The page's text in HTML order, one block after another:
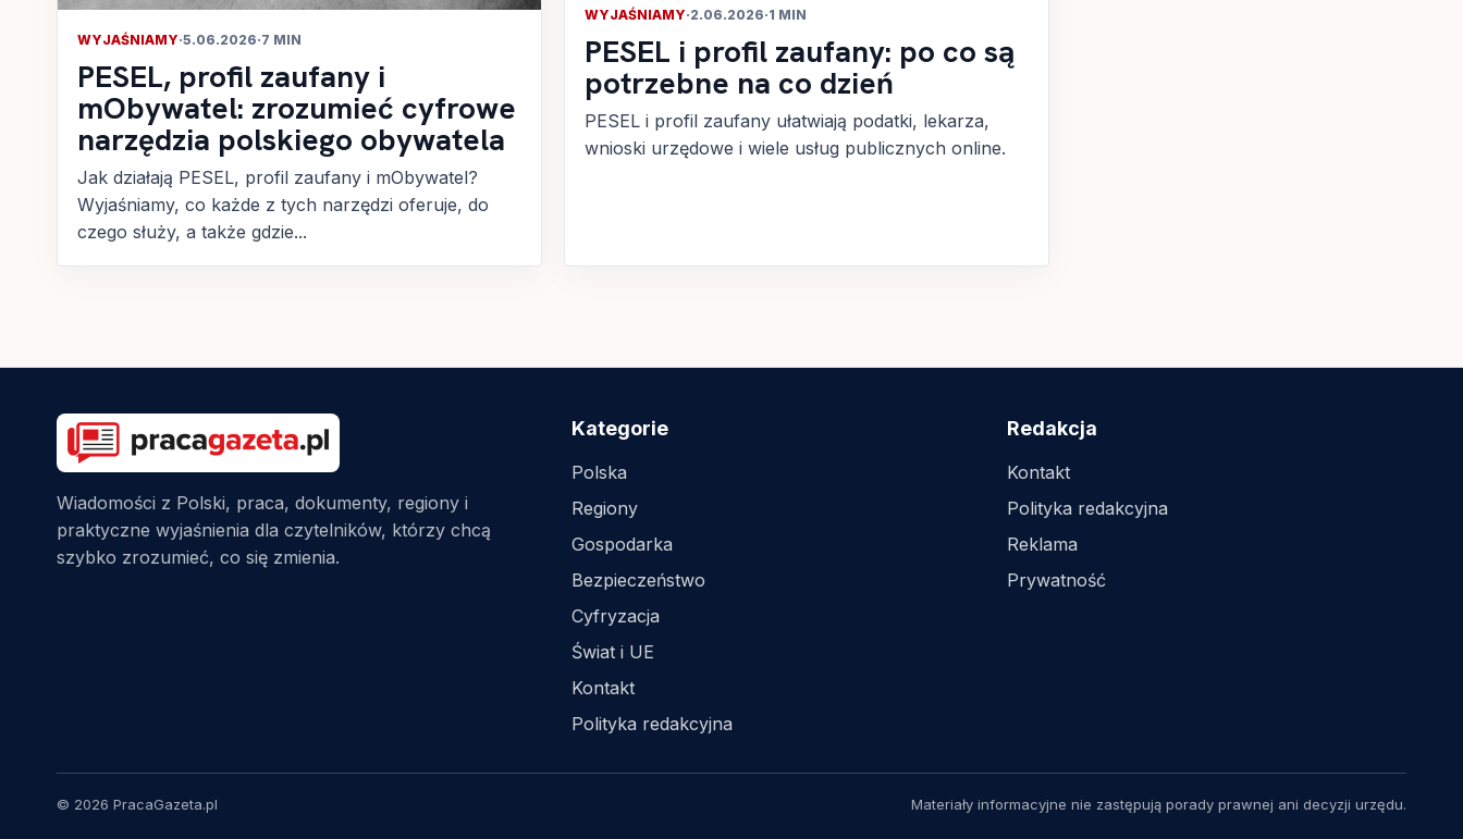
WYJAŚNIAMY·5.06.2026·7 MIN
PESEL, profil zaufany i
mObywatel: zrozumieć cyfrowe
narzędzia polskiego obywatela
Jak działają PESEL, profil zaufany i mObywatel?
Wyjaśniamy, co każde z tych narzędzi oferuje, do
czego służy, a także gdzie...
WYJAŚNIAMY·2.06.2026·1 MIN
PESEL i profil zaufany: po co są
potrzebne na co dzień
PESEL i profil zaufany ułatwiają podatki, lekarza,
wnioski urzędowe i wiele usług publicznych online.
Wiadomości z Polski, praca, dokumenty, regiony i
praktyczne wyjaśnienia dla czytelników, którzy chcą
szybko zrozumieć, co się zmienia.
Kategorie
Polska
Regiony
Gospodarka
Bezpieczeństwo
Cyfryzacja
Świat i UE
Kontakt
Polityka redakcyjna
Redakcja
Kontakt
Polityka redakcyjna
Reklama
Prywatność
© 2026 PracaGazeta.pl Materiały informacyjne nie zastępują porady prawnej ani decyzji urzędu.